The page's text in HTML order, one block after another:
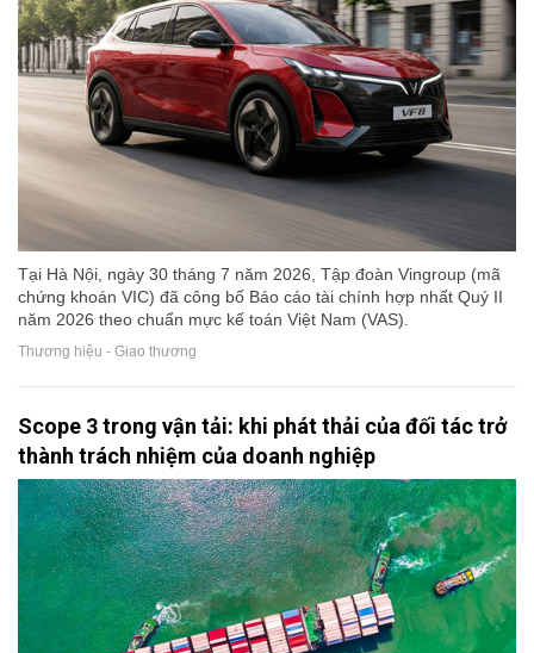
Tại Hà Nội, ngày 30 tháng 7 năm 2026, Tập đoàn Vingroup (mã
chứng khoán VIC) đã công bố Báo cáo tài chính hợp nhất Quý II
năm 2026 theo chuẩn mực kế toán Việt Nam (VAS).
Thương hiệu - Giao thương
Scope 3 trong vận tải: khi phát thải của đối tác trở
thành trách nhiệm của doanh nghiệp